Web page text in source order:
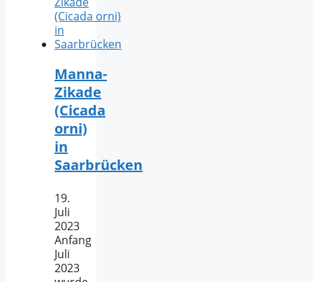
Manna-
Zikade
(Cicada
orni)
in
Saarbrücken
19.
Juli
2023
Anfang
Juli
2023